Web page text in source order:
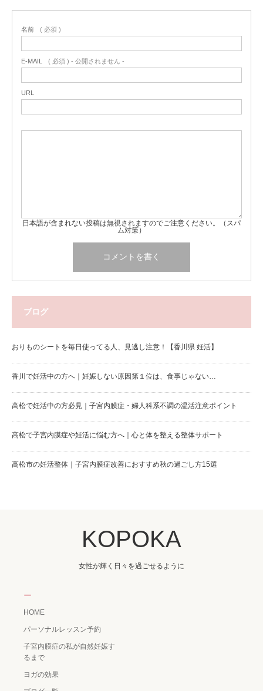
名前 ( 必須 )
E-MAIL ( 必須 ) - 公開されません -
URL
日本語が含まれない投稿は無視されますのでご注意ください。（スパ
ム対策）
ブログ
おりものシートを毎日使ってる人、見逃し注意！【香川県 妊活】
香川で妊活中の方へ｜妊娠しない原因第１位は、食事じゃない…
高松で妊活中の方必見｜子宮内膜症・婦人科系不調の温活注意ポイント
高松で子宮内膜症や妊活に悩む方へ｜心と体を整える整体サポート
高松市の妊活整体｜子宮内膜症改善におすすめ秋の過ごし方15選
KOPOKA
女性が輝く日々を過ごせるように
ー
HOME
パーソナルレッスン予約
子宮内膜症の私が自然妊娠す
るまで
ヨガの効果